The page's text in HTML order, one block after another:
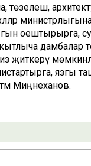
төзелеш,
оештырырга, су
дамбалар
җиткерү
язгы
Миңнеханов.